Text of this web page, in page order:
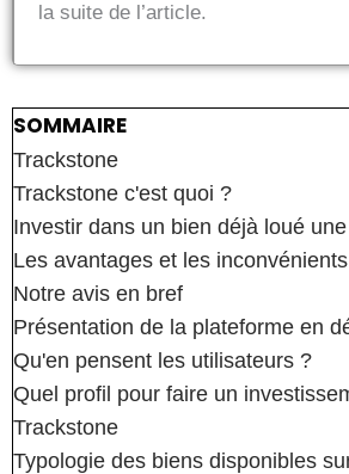
la suite de l’article.
SOMMAIRE
Trackstone
Trackstone c'est quoi ?
Investir dans un bien déjà loué
Les avantages et les
Notre avis en bref
Présentation de la plateforme en
Qu'en pensent les utilisateurs ?
Quel profil pour faire un
Trackstone
Typologie des biens disponibles